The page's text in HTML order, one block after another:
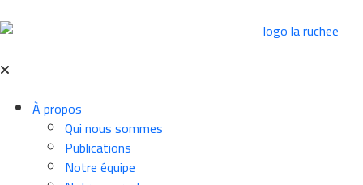
À propos
Qui nous sommes
Publications
Notre équipe